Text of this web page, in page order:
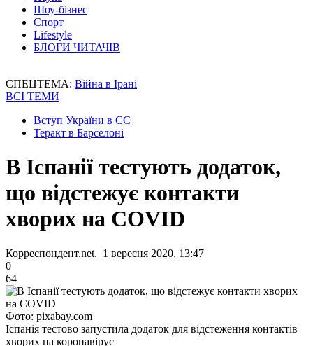
Шоу-бізнес
Спорт
Lifestyle
БЛОГИ ЧИТАЧІВ
СПЕЦТЕМА: Війна в Ірані
ВСІ ТЕМИ
Вступ України в ЄС
Теракт в Барселоні
В Іспанії тестують додаток,
що відстежує контакти
хворих на COVID
Корреспондент.net, 1 вересня 2020, 13:47
0
64
Фото: pixabay.com
Іспанія тестово запустила додаток для відстеження контактів
хворих на коронавірус